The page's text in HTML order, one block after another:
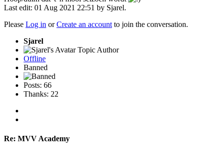
Last edit: 01 Aug 2021 22:51 by Sjarel.
Please Log in orCreate an account to join the conversation.
Sjarel
Topic Author
Offline
Banned
Posts: 66
Thanks: 22
Re: MVV Academy